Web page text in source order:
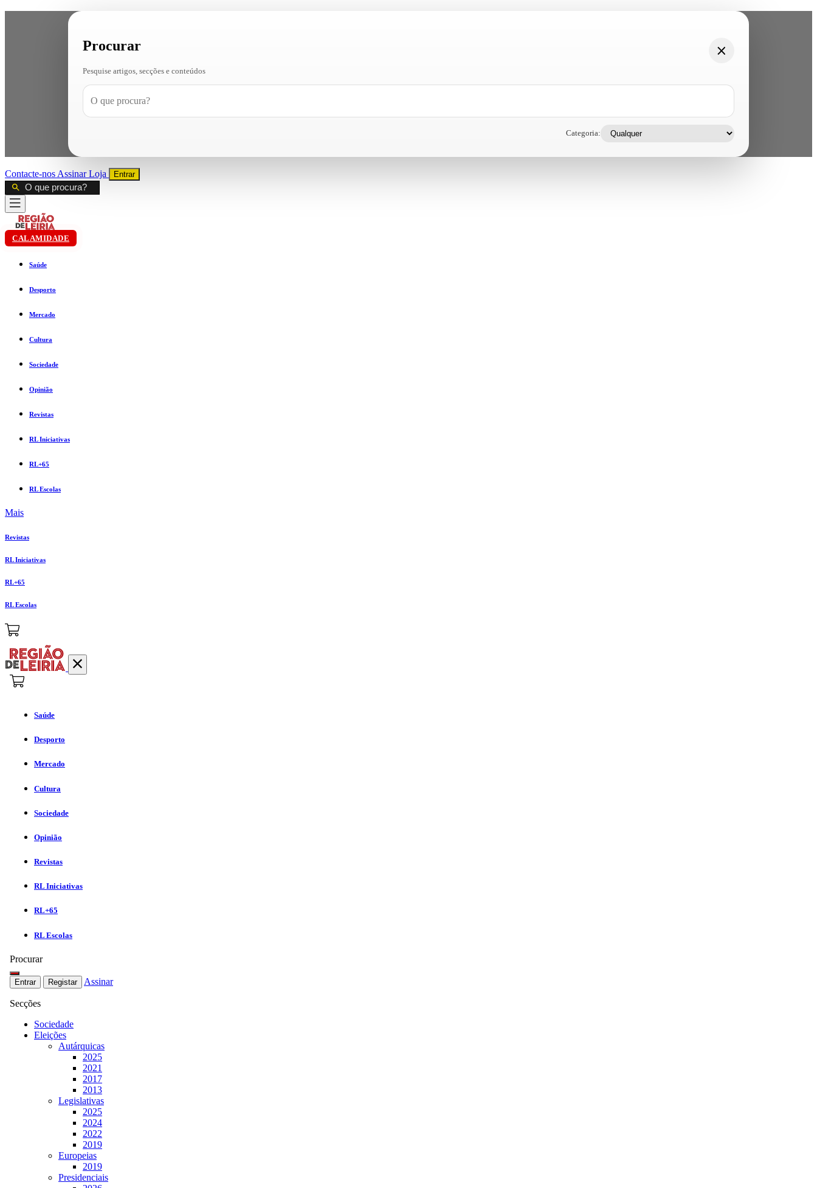
Procurar
Pesquise artigos, secções e conteúdos
Categoria:
Contacte-nos AssinarLoja Entrar
CALAMIDADE
Saúde
Desporto
Mercado
Cultura
Sociedade
Opinião
Revistas
RL Iniciativas
RL+65
RL Escolas
Mais
Revistas
RL Iniciativas
RL+65
RL Escolas
Saúde
Desporto
Mercado
Cultura
Sociedade
Opinião
Revistas
RL Iniciativas
RL+65
RL Escolas
Procurar
Entrar Registar Assinar
Secções
Sociedade
Eleições
Autárquicas
2025
2021
2017
2013
Legislativas
2025
2024
2022
2019
Europeias
2019
Presidenciais